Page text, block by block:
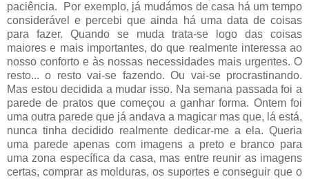
paciência. Por exemplo, já mudámos de casa há um tempo
considerável e percebi que ainda há uma data de coisas
para fazer. Quando se muda trata-se logo das coisas
maiores e mais importantes, do que realmente interessa ao
nosso conforto e às nossas necessidades mais urgentes. O
resto... o resto vai-se fazendo. Ou vai-se procrastinando.
Mas estou decidida a mudar isso. Na semana passada foi a
parede de pratos que começou a ganhar forma. Ontem foi
uma outra parede que já andava a magicar mas que, lá está,
nunca tinha decidido realmente dedicar-me a ela. Queria
uma parede apenas com imagens a preto e branco para
uma zona específica da casa, mas entre reunir as imagens
certas, comprar as molduras, os suportes e conseguir que o